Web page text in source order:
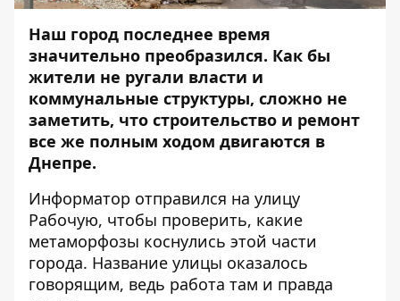
Наш город последнее время
значительно преобразился. Как бы
жители не ругали власти и
коммунальные структуры, сложно не
заметить, что строительство и ремонт
все же полным ходом двигаются в
Днепре.
Информатор отправился на улицу
Рабочую, чтобы проверить, какие
метаморфозы коснулись этой части
города. Название улицы оказалось
говорящим, ведь работа там и правда